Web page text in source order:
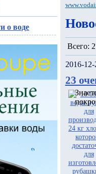
о воде
Всего:
2016-12-
23